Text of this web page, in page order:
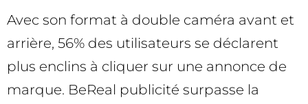
Avec son format à double caméra avant et
arrière, 56% des utilisateurs se déclarent
plus enclins à cliquer sur une annonce de
marque. BeReal publicité surpasse la